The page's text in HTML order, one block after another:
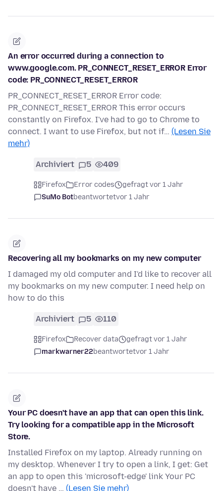
An error occurred during a connection to
www.google.com. PR_CONNECT_RESET_ERROR Error
code: PR_CONNECT_RESET_ERROR
PR_CONNECT_RESET_ERROR Error code:
PR_CONNECT_RESET_ERROR This error occurs
constantly on Firefox. I've had to go to Chrome to
connect. I want to use Firefox, but not if… (Lesen Sie
mehr)
Archiviert 5 409
Firefox Error codes
gefragt vor 1 Jahr
SuMo Botbeantwortetvor 1 Jahr
Recovering all my bookmarks on my new computer
I damaged my old computer and I'd like to recover all
my bookmarks on my new computer. I need help on
how to do this
Archiviert 5 110
Firefox Recover data
gefragt vor 1 Jahr
markwarner22beantwortetvor 1 Jahr
Your PC doesn't have an app that can open this link.
Try looking for a compatible app in the Microsoft
Store.
Installed Firefox on my laptop. Already running on
my desktop. Whenever I try to open a link, I get: Get
an app to open this 'microsoft-edge' link Your PC
doesn't have … (Lesen Sie mehr)